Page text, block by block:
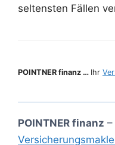
seltensten Fällen
POINTNER finanz … Ihr
POINTNER finanz